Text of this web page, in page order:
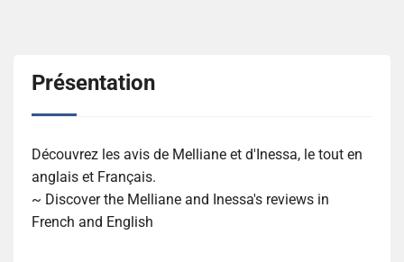
Présentation
Découvrez les avis de Melliane et d'Inessa, le tout en
anglais et Français.
~ Discover the Melliane and Inessa's reviews in
French and English